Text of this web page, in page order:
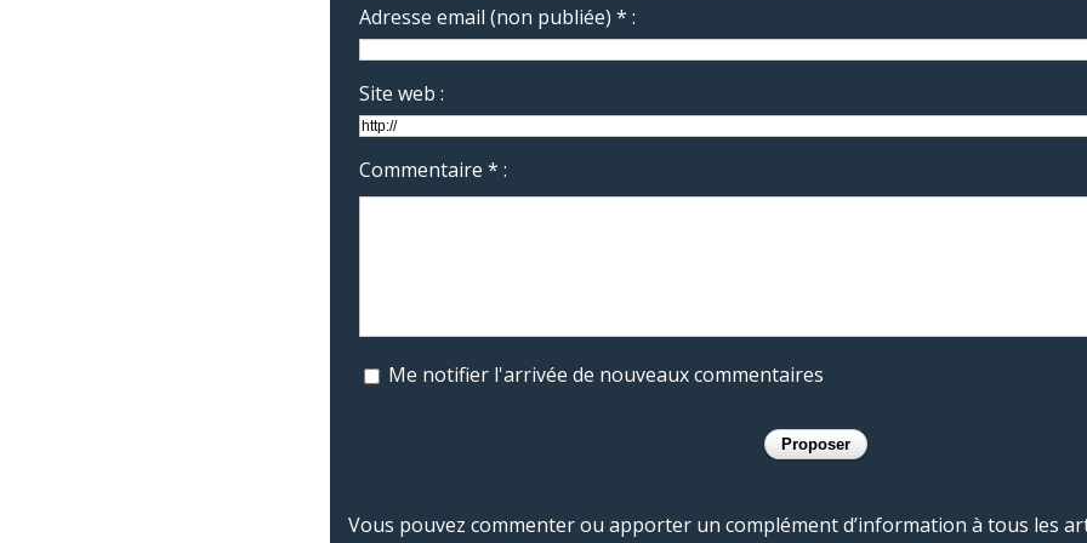
Adresse email (non publiée) * :
Site web :
Commentaire * :
Me notifier l'arrivée de nouveaux commentaires
Vous pouvez commenter ou apporter un complément d’information à tous les